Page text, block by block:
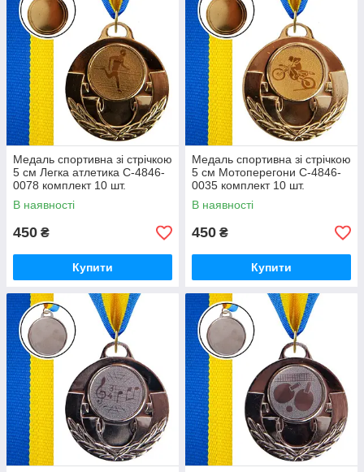
Медаль спортивна зі стрічкою
5 см Легка атлетика C-4846-
0078 комплект 10 шт.
В наявності
450 ₴
Купити
Медаль спортивна зі стрічкою
5 см Мотоперегони C-4846-
0035 комплект 10 шт.
В наявності
450 ₴
Купити